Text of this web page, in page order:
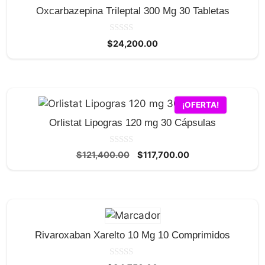
Oxcarbazepina Trileptal 300 Mg 30 Tabletas
0
d
$24,200.00
¡OFERTA!
Orlistat Lipogras 120 mg 30 Cápsulas
0
d
$121,400.00
El
$117,700.00El
Rivaroxaban Xarelto 10 Mg 10 Comprimidos